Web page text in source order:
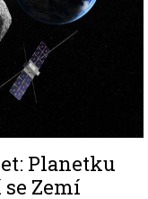
Planetku
Zemí